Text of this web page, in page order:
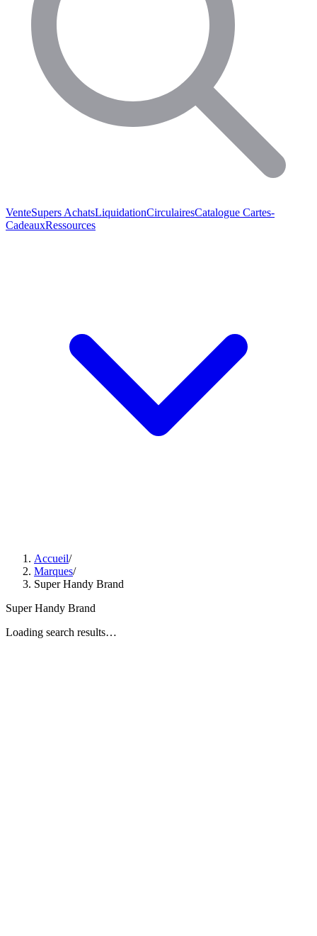
VenteSupers AchatsLiquidationCirculairesCatalogue Cartes-
CadeauxRessources
Accueil/
Marques/
Super Handy Brand
Super Handy Brand
Loading search results…